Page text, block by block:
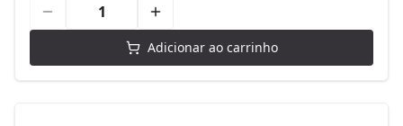
Adicionar ao carrinho